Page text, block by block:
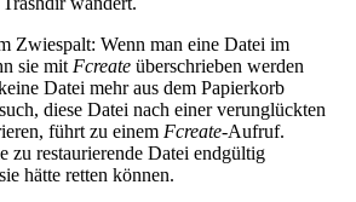
Zwiespalt: Wenn man eine Datei im
sie mit Fcreate überschrieben werden
Datei mehr aus dem Papierkorb
diese Datei nach einer verunglückten
führt zu einem Fcreate-Aufruf.
zu restaurierende Datei endgültig
hätte retten können.